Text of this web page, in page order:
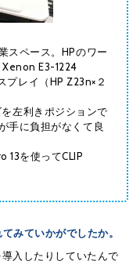
スペース。HPのワー
E3-1224
プレイ（HP Z23n×２
左利きポジションで
手に負担がなくて良
13を使ってCLIP
ていかがでしたか。
入したりしていたんで